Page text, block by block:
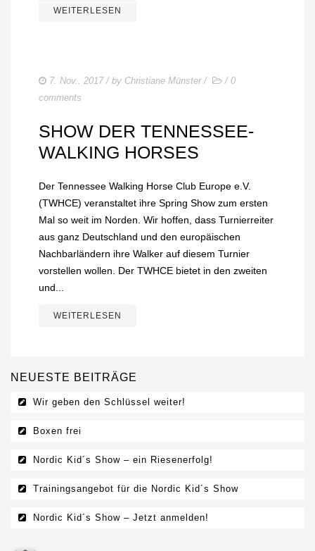
WEITERLESEN
7. Nov.. 2017/ by Christiane Münster/ / 0
comments
SHOW DER TENNESSEE-
WALKING HORSES
Der Tennessee Walking Horse Club Europe e.V.
(TWHCE) veranstaltet ihre Spring Show zum ersten
Mal so weit im Norden. Wir hoffen, dass Turnierreiter
aus ganz Deutschland und den europäischen
Nachbarländern ihre Walker auf diesem Turnier
vorstellen wollen. Der TWHCE bietet in den zweiten
und...
WEITERLESEN
NEUESTE BEITRÄGE
Wir geben den Schlüssel weiter!
Boxen frei
Nordic Kid´s Show – ein Riesenerfolg!
Trainingsangebot für die Nordic Kid´s Show
Nordic Kid´s Show – Jetzt anmelden!